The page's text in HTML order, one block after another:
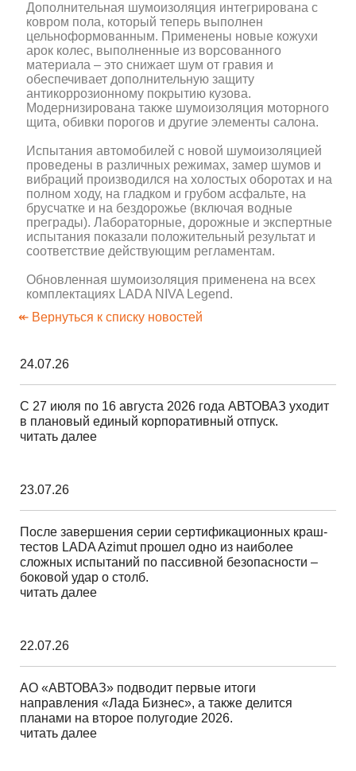
Дополнительная шумоизоляция интегрирована с
ковром пола, который теперь выполнен
цельноформованным. Применены новые кожухи
арок колес, выполненные из ворсованного
материала – это снижает шум от гравия и
обеспечивает дополнительную защиту
антикоррозионному покрытию кузова.
Модернизирована также шумоизоляция моторного
щита, обивки порогов и другие элементы салона.
Испытания автомобилей с новой шумоизоляцией
проведены в различных режимах, замер шумов и
вибраций производился на холостых оборотах и на
полном ходу, на гладком и грубом асфальте, на
брусчатке и на бездорожье (включая водные
преграды). Лабораторные, дорожные и экспертные
испытания показали положительный результат и
соответствие действующим регламентам.
Обновленная шумоизоляция применена на всех
комплектациях LADA NIVA Legend.
↞ Вернуться к списку новостей
24.07.26
С 27 июля по 16 августа 2026 года АВТОВАЗ уходит
в плановый единый корпоративный отпуск.
читать далее
23.07.26
После завершения серии сертификационных краш-
тестов LADA Azimut прошел одно из наиболее
сложных испытаний по пассивной безопасности –
боковой удар о столб.
читать далее
22.07.26
АО «АВТОВАЗ» подводит первые итоги
направления «Лада Бизнес», а также делится
планами на второе полугодие 2026.
читать далее